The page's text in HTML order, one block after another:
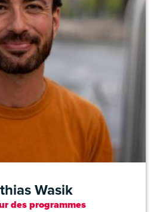
Wasik
des programmes